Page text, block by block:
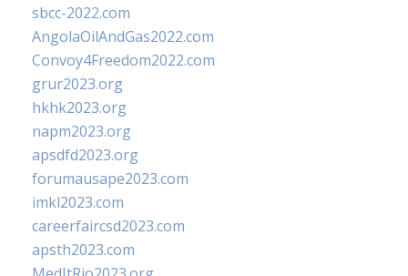
sbcc-2022.com
AngolaOilAndGas2022.com
Convoy4Freedom2022.com
grur2023.org
hkhk2023.org
napm2023.org
apsdfd2023.org
forumausape2023.com
imkl2023.com
careerfaircsd2023.com
apsth2023.com